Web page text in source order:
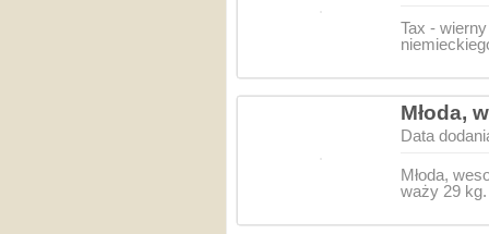
Tax -
Młoda,
Data
Młoda,
waży 29